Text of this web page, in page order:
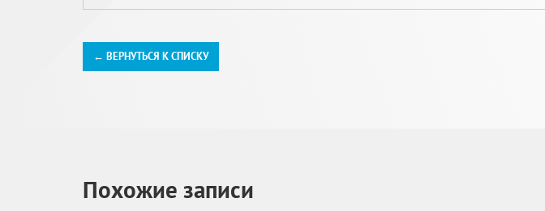
← ВЕРНУТЬСЯ К СПИСКУ
Похожие записи